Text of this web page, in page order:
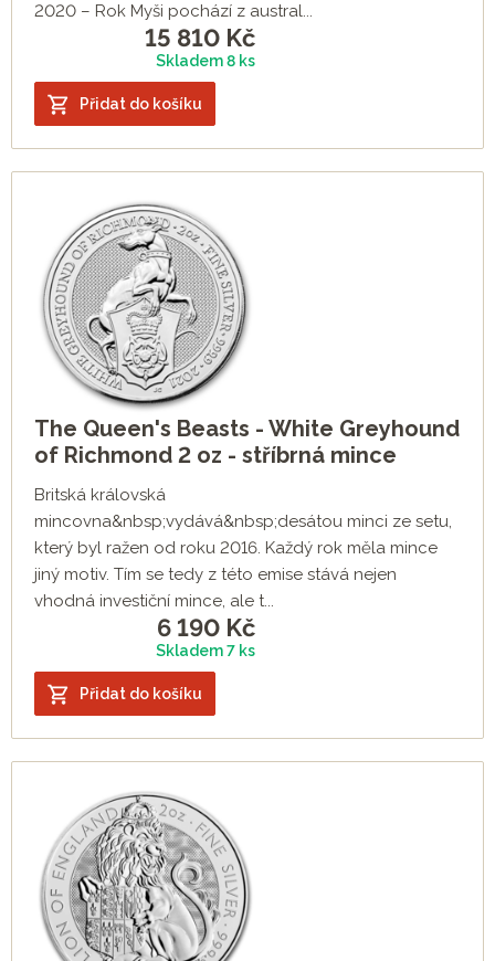
2020 – Rok Myši pochází z austral...
15 810 Kč
Skladem 8 ks
Přidat do košíku
The Queen's Beasts - White Greyhound
of Richmond 2 oz - stříbrná mince
Britská královská
mincovna&nbsp;vydává&nbsp;desátou minci ze setu,
který byl ražen od roku 2016. Každý rok měla mince
jiný motiv. Tím se tedy z této emise stává nejen
vhodná investiční mince, ale t...
6 190 Kč
Skladem 7 ks
Přidat do košíku